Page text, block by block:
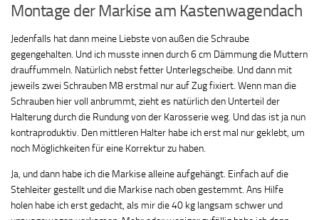
Montage der Markise am Kastenwagendach
Jedenfalls hat dann meine Liebste von außen die Schraube
gegengehalten. Und ich musste innen durch 6 cm Dämmung die Muttern
drauffummeln. Natürlich nebst fetter Unterlegscheibe. Und dann mit
jeweils zwei Schrauben M8 erstmal nur auf Zug fixiert. Wenn man die
Schrauben hier voll anbrummt, zieht es natürlich den Unterteil der
Halterung durch die Rundung von der Karosserie weg. Und das ist ja nun
kontraproduktiv. Den mittleren Halter habe ich erst mal nur geklebt, um
noch Möglichkeiten für eine Korrektur zu haben.
Ja, und dann habe ich die Markise alleine aufgehängt. Einfach auf die
Stehleiter gestellt und die Markise nach oben gestemmt. Ans Hilfe
holen habe ich erst gedacht, als mir die 40 kg langsam schwer und